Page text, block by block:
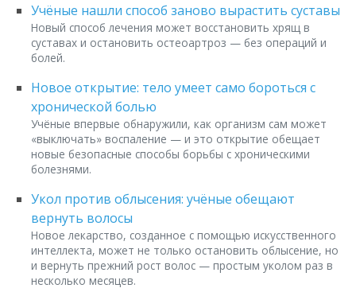
Учёные нашли способ заново вырастить суставы
Новый способ лечения может восстановить хрящ в
суставах и остановить остеоартроз — без операций и
болей.
Новое открытие: тело умеет само бороться с
хронической болью
Учёные впервые обнаружили, как организм сам может
«выключать» воспаление — и это открытие обещает
новые безопасные способы борьбы с хроническими
болезнями.
Укол против облысения: учёные обещают
вернуть волосы
Новое лекарство, созданное с помощью искусственного
интеллекта, может не только остановить облысение, но
и вернуть прежний рост волос — простым уколом раз в
несколько месяцев.